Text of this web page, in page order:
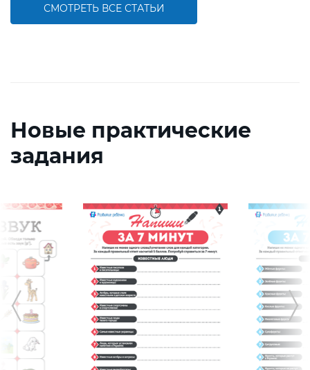
СМОТРЕТЬ ВСЕ СТАТЬИ
Новые практические
задания